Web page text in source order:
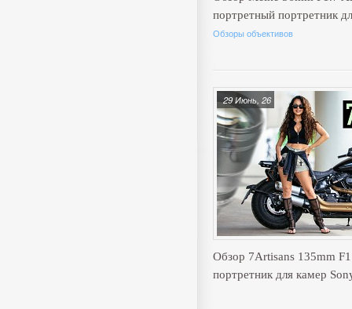
портретный портретник
Обзоры объективов
Обзор 7Artisans 135mm
портретник для камер
29 Июнь, 26